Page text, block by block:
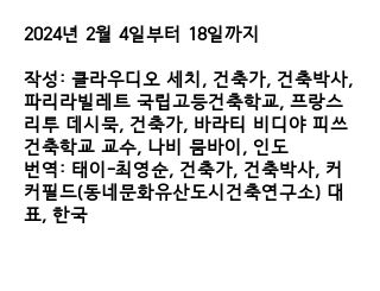
2024년 2월 4일부터 18일까지
작성: 클라우디오 세치, 건축가, 건축박사,
파리라빌레트 국립고등건축학교, 프랑스
리투 데시묵, 건축가, 바라티 비디야 피쓰
건축학교 교수, 나비 뭄바이, 인도
번역: 태이-최영순, 건축가, 건축박사, 커
커필드(동네문화유산도시건축연구소) 대
표, 한국